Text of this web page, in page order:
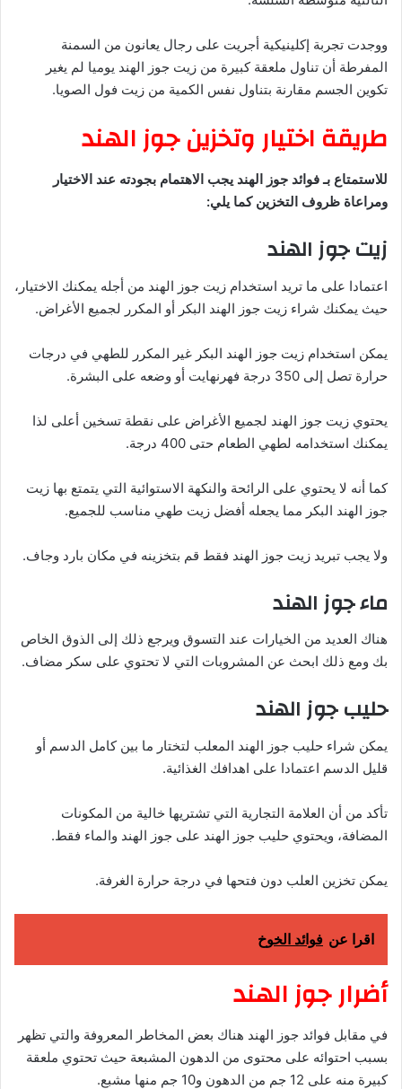
ووجدت تجربة إكلينيكية أجريت على رجال يعانون من السمنة
المفرطة أن تناول ملعقة كبيرة من زيت جوز الهند يوميا لم يغير
تكوين الجسم مقارنة بتناول نفس الكمية من زيت فول الصويا.
طريقة اختيار وتخزين جوز الهند
للاستمتاع بـ فوائد جوز الهند يجب الاهتمام بجودته عند الاختيار
ومراعاة ظروف التخزين كما يلي:
زيت جوز الهند
اعتمادا على ما تريد استخدام زيت جوز الهند من أجله يمكنك الاختيار،
حيث يمكنك شراء زيت جوز الهند البكر أو المكرر لجميع الأغراض.
يمكن استخدام زيت جوز الهند البكر غير المكرر للطهي في درجات
حرارة تصل إلى 350 درجة فهرنهايت أو وضعه على البشرة.
يحتوي زيت جوز الهند لجميع الأغراض على نقطة تسخين أعلى لذا
يمكنك استخدامه لطهي الطعام حتى 400 درجة.
كما أنه لا يحتوي على الرائحة والنكهة الاستوائية التي يتمتع بها زيت
جوز الهند البكر مما يجعله أفضل زيت طهي مناسب للجميع.
ولا يجب تبريد زيت جوز الهند فقط قم بتخزينه في مكان بارد وجاف.
ماء جوز الهند
هناك العديد من الخيارات عند التسوق ويرجع ذلك إلى الذوق الخاص
بك ومع ذلك ابحث عن المشروبات التي لا تحتوي على سكر مضاف.
حليب جوز الهند
يمكن شراء حليب جوز الهند المعلب لتختار ما بين كامل الدسم أو
قليل الدسم اعتمادا على اهدافك الغذائية.
تأكد من أن العلامة التجارية التي تشتريها خالية من المكونات
المضافة، ويحتوي حليب جوز الهند على جوز الهند والماء فقط.
يمكن تخزين العلب دون فتحها في درجة حرارة الغرفة.
اقرا عن فوائد الخوخ
أضرار جوز الهند
في مقابل فوائد جوز الهند هناك بعض المخاطر المعروفة والتي تظهر
بسبب احتوائه على محتوى من الدهون المشبعة حيث تحتوي ملعقة
كبيرة منه على 12 جم من الدهون و10 جم منها مشبع.